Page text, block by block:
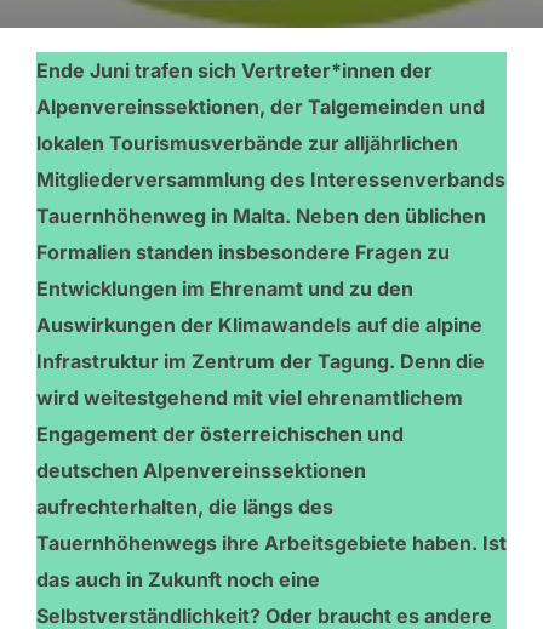
Ende Juni trafen sich Vertreter*innen der
Alpenvereinssektionen, der Talgemeinden und
lokalen Tourismusverbände zur alljährlichen
Mitgliederversammlung des Interessenverbands
Tauernhöhenweg in Malta. Neben den üblichen
Formalien standen insbesondere Fragen zu
Entwicklungen im Ehrenamt und zu den
Auswirkungen der Klimawandels auf die alpine
Infrastruktur im Zentrum der Tagung. Denn die
wird weitestgehend mit viel ehrenamtlichem
Engagement der österreichischen und
deutschen Alpenvereinssektionen
aufrechterhalten, die längs des
Tauernhöhenwegs ihre Arbeitsgebiete haben. Ist
das auch in Zukunft noch eine
Selbstverständlichkeit? Oder braucht es andere